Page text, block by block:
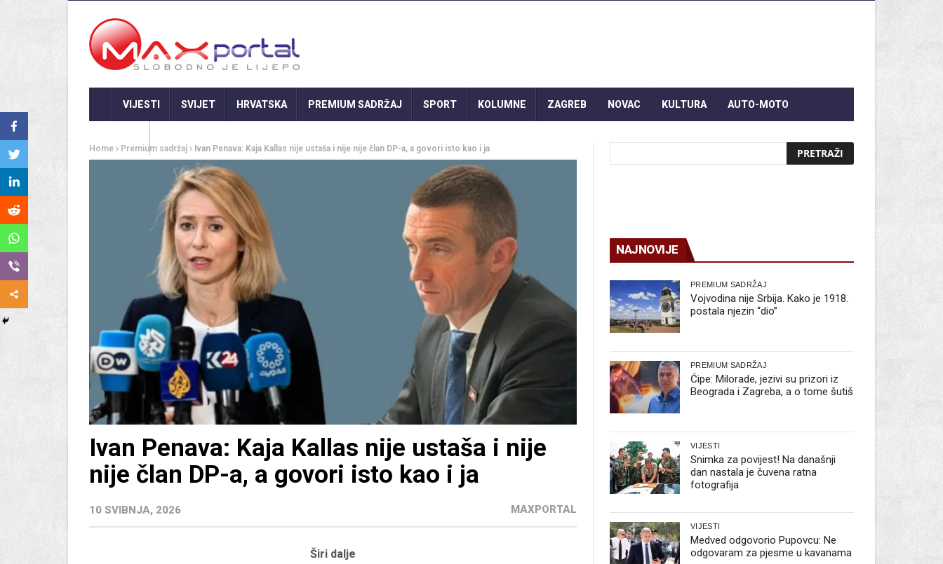
VIJESTI SVIJET HRVATSKA PREMIUM SADRŽAJ SPORT KOLUMNE ZAGREB NOVAC KULTURA AUTO-MOTO
Home Premium sadržaj Ivan Penava: Kaja Kallas nije ustaša i nije nije član DP-a, a govori isto kao i ja
Ivan Penava: Kaja Kallas nije ustaša i nije
nije član DP-a, a govori isto kao i ja
10 SVIBNJA, 2026 MAXPORTAL
Širi dalje
NAJNOVIJE
PREMIUM SADRŽAJ
Vojvodina nije Srbija. Kako je 1918.
postala njezin “dio”
PREMIUM SADRŽAJ
Ćipe: Milorade, jezivi su prizori iz
Beograda i Zagreba, a o tome šutiš
VIJESTI
Snimka za povijest! Na današnji
dan nastala je čuvena ratna
fotografija
VIJESTI
Medved odgovorio Pupovcu: Ne
odgovaram za pjesme u kavanama